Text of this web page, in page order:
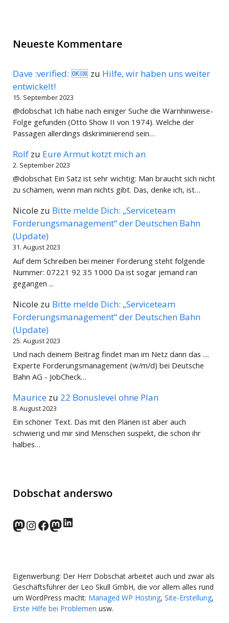
Neueste Kommentare
Dave :verified: 🆗🆒 zu Hilfe, wir haben uns weiter
entwickelt!
15. September 2023
@dobschat Ich habe nach einiger Suche die Warnhinweise-
Folge gefunden (Otto Show II von 1974). Welche der
Passagen allerdings diskriminierend sein…
Rolf zu Eure Armut kotzt mich an
2. September 2023
@dobschat Ein Satz ist sehr wichtig: Man braucht sich nicht
zu schämen, wenn man nichts gibt. Das, denke ich, ist…
Nicole zu Bitte melde Dich: „Serviceteam
Forderungsmanagement“ der Deutschen Bahn
(Update)
31. August 2023
Auf dem Schreiben bei meiner Forderung steht folgende
Nummer: 07221 92 35 1000 Da ist sogar jemand ran
gegangen ...
Nicole zu Bitte melde Dich: „Serviceteam
Forderungsmanagement“ der Deutschen Bahn
(Update)
25. August 2023
Und nach deinem Beitrag findet man im Netz dann das ....
Experte Forderungsmanagement (w/m/d) bei Deutsche
Bahn AG - JobCheck…
Maurice zu 22 Bonuslevel ohne Plan
8. August 2023
Ein schöner Text. Das mit den Plänen ist aber auch
schwierig und mir sind Menschen suspekt, die schon ihr
halbes…
Dobschat anderswo
norden.social
Instagram
Facebook
wp-punks.social
LinkedIn
Eigenwerbung: Der Herr Dobschat arbeitet auch und zwar als
Geschäftsführer der Leo Skull GmbH, die vor allem alles rund
um WordPress macht: Managed WP Hosting, Site-Erstellung,
Erste Hilfe bei Problemen usw.